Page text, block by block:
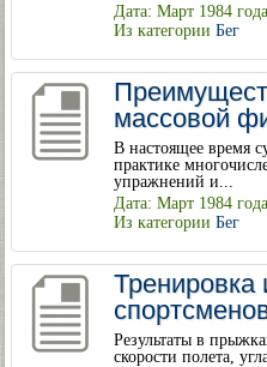
Дата: Март 1984 года
Из категории Бег
массовой
В настоящее время
практике
упражнений и...
Дата: Март 1984 года
Из категории Бег
Тренировка
Результаты в
скорости полета,